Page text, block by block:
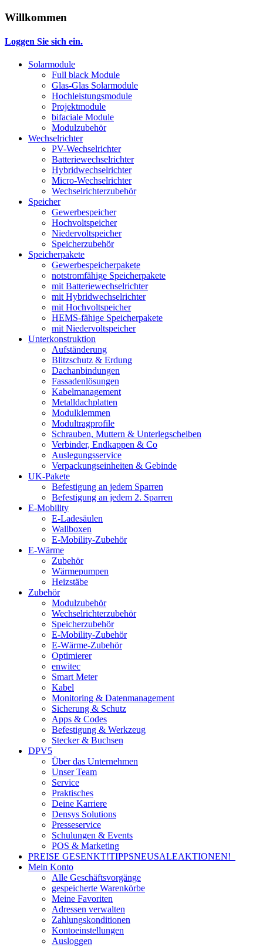
Willkommen
Loggen Sie sich ein.
Solarmodule
Full black Module
Glas-Glas Solarmodule
Hochleistungsmodule
Projektmodule
bifaciale Module
Modulzubehör
Wechselrichter
PV-Wechselrichter
Batteriewechselrichter
Hybridwechselrichter
Micro-Wechselrichter
Wechselrichterzubehör
Speicher
Gewerbespeicher
Hochvoltspeicher
Niedervoltspeicher
Speicherzubehör
Speicherpakete
Gewerbespeicherpakete
notstromfähige Speicherpakete
mit Batteriewechselrichter
mit Hybridwechselrichter
mit Hochvoltspeicher
HEMS-fähige Speicherpakete
mit Niedervoltspeicher
Unterkonstruktion
Aufständerung
Blitzschutz & Erdung
Dachanbindungen
Fassadenlösungen
Kabelmanagement
Metalldachplatten
Modulklemmen
Modultragprofile
Schrauben, Muttern & Unterlegscheiben
Verbinder, Endkappen & Co
Auslegungsservice
Verpackungseinheiten & Gebinde
UK-Pakete
Befestigung an jedem Sparren
Befestigung an jedem 2. Sparren
E-Mobility
E-Ladesäulen
Wallboxen
E-Mobility-Zubehör
E-Wärme
Zubehör
Wärmepumpen
Heizstäbe
Zubehör
Modulzubehör
Wechselrichterzubehör
Speicherzubehör
E-Mobility-Zubehör
E-Wärme-Zubehör
Optimierer
enwitec
Smart Meter
Kabel
Monitoring & Datenmanagement
Sicherung & Schutz
Apps & Codes
Befestigung & Werkzeug
Stecker & Buchsen
DPV5
Über das Unternehmen
Unser Team
Service
Praktisches
Deine Karriere
Densys Solutions
Presseservice
Schulungen & Events
POS & Marketing
PREISE GESENKT!TIPPSNEUSALEAKTIONEN!
Mein Konto
Alle Geschäftsvorgänge
gespeicherte Warenkörbe
Meine Favoriten
Adressen verwalten
Zahlungskonditionen
Kontoeinstellungen
Ausloggen